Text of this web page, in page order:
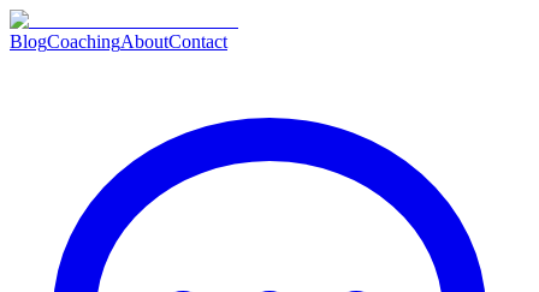
BlogCoachingAboutContact